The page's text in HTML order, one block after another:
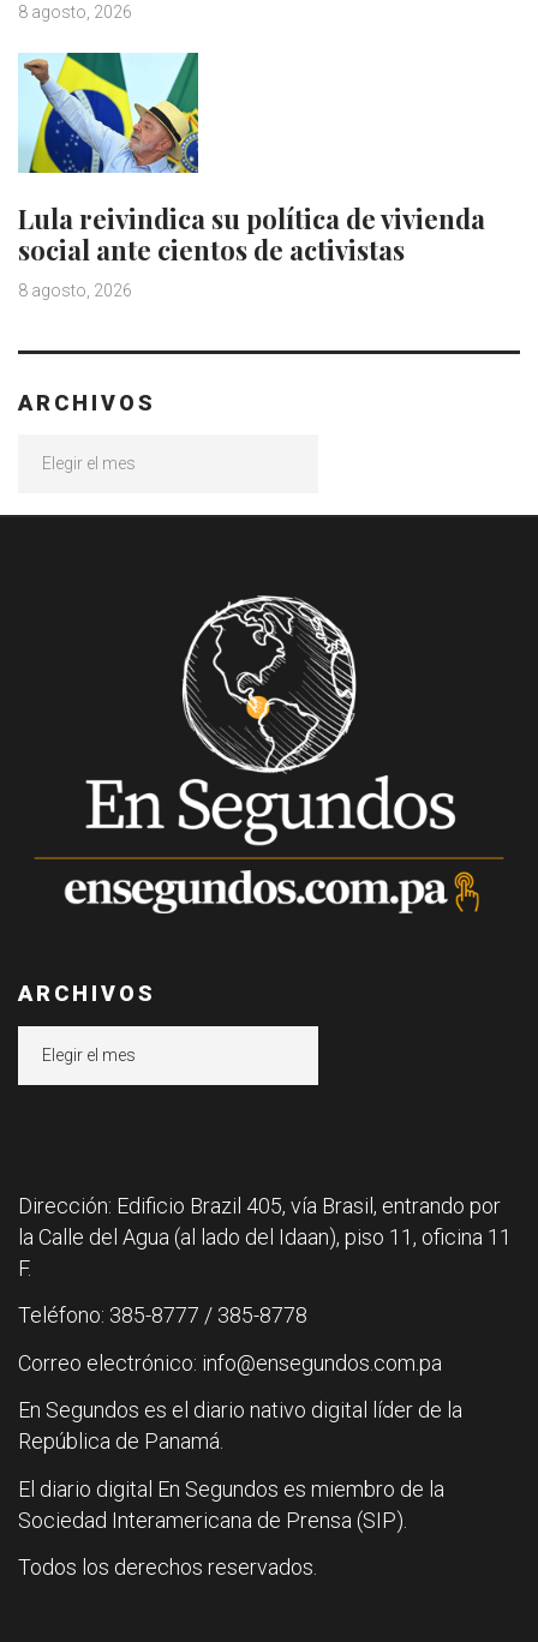
8 agosto, 2026
Lula reivindica su política de vivienda
social ante cientos de activistas
8 agosto, 2026
ARCHIVOS
ARCHIVOS
Dirección: Edificio Brazil 405, vía Brasil, entrando por
la Calle del Agua (al lado del Idaan), piso 11, oficina 11
F.
Teléfono: 385-8777 / 385-8778
Correo electrónico: info@ensegundos.com.pa
En Segundos es el diario nativo digital líder de la
República de Panamá.
El diario digital En Segundos es miembro de la
Sociedad Interamericana de Prensa (SIP).
Todos los derechos reservados.